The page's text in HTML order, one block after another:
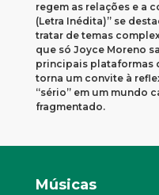
regem as relações e a
(Letra Inédita)” se
tratar de temas
que só Joyce Moreno
principais plataformas
torna um convite à
“sério” em um mundo
fragmentado.
Músicas